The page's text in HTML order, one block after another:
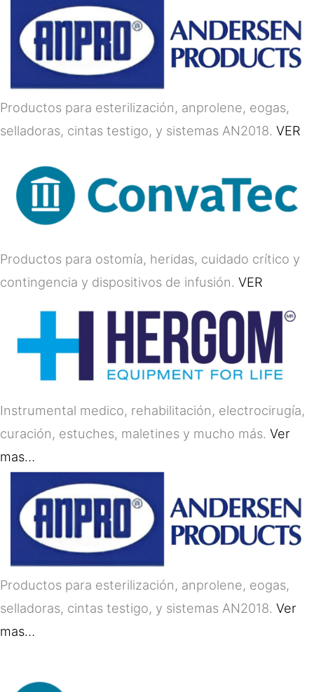
Productos para esterilización, anprolene, eogas,
selladoras, cintas testigo, y sistemas AN2018. VER
Productos para ostomía, heridas, cuidado crítico y
contingencia y dispositivos de infusión. VER
Instrumental medico, rehabilitación, electrocirugía,
curación, estuches, maletines y mucho más. Ver
mas…
Productos para esterilización, anprolene, eogas,
selladoras, cintas testigo, y sistemas AN2018. Ver
mas…